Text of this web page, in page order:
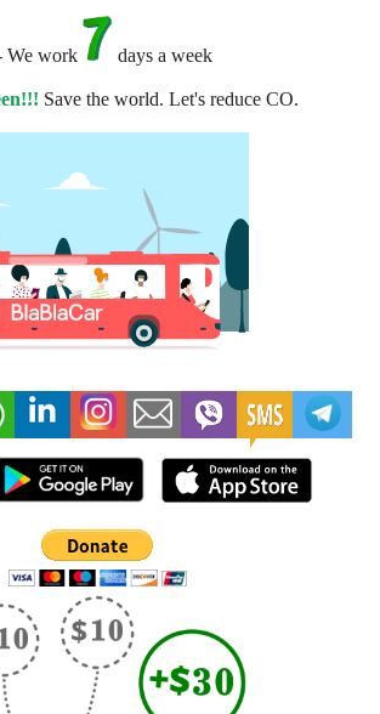
We work days a week
Save the world. Let's reduce CO.